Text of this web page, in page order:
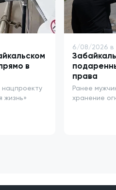
в
жизнь»
6/08/2026 в
права
Ранее
хранение